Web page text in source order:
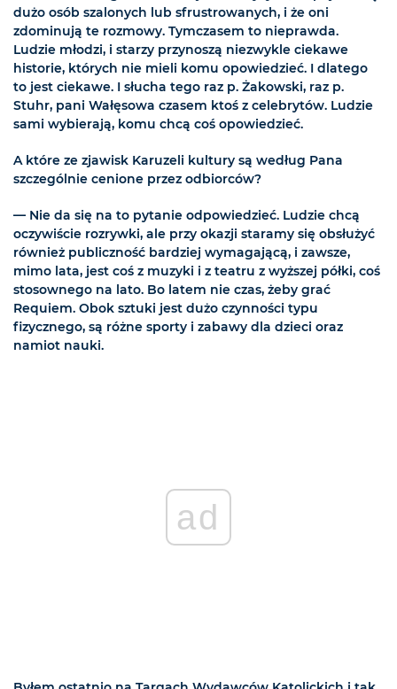
dużo osób szalonych lub sfrustrowanych, i że oni
zdominują te rozmowy. Tymczasem to nieprawda.
Ludzie młodzi, i starzy przynoszą niezwykle ciekawe
historie, których nie mieli komu opowiedzieć. I dlatego
to jest ciekawe. I słucha tego raz p. Żakowski, raz p.
Stuhr, pani Wałęsowa czasem ktoś z celebrytów. Ludzie
sami wybierają, komu chcą coś opowiedzieć.
A które ze zjawisk Karuzeli kultury są według Pana
szczególnie cenione przez odbiorców?
— Nie da się na to pytanie odpowiedzieć. Ludzie chcą
oczywiście rozrywki, ale przy okazji staramy się obsłużyć
również publiczność bardziej wymagającą, i zawsze,
mimo lata, jest coś z muzyki i z teatru z wyższej półki, coś
stosownego na lato. Bo latem nie czas, żeby grać
Requiem. Obok sztuki jest dużo czynności typu
fizycznego, są różne sporty i zabawy dla dzieci oraz
namiot nauki.
ad